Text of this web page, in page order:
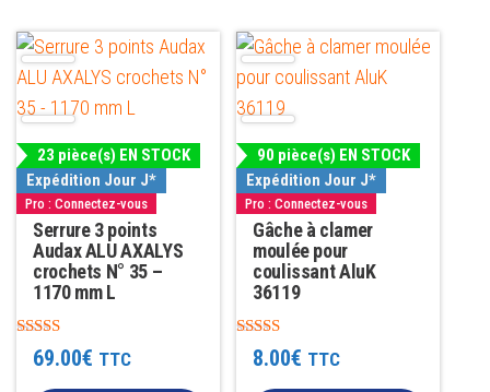
23 pièce(s) EN STOCK
Expédition Jour J*
Pro : Connectez-vous
Serrure 3 points
Audax ALU AXALYS
crochets N° 35 –
1170 mm L
Note
4.33
69.00€ TTC
90 pièce(s) EN STOCK
Expédition Jour J*
Pro : Connectez-vous
Gâche à clamer
moulée pour
coulissant AluK
36119
Note
4.91
8.00€ TTC